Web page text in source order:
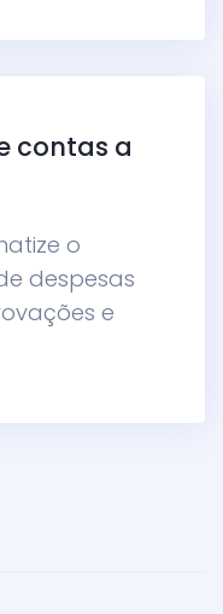
contas a
o
despesas
e